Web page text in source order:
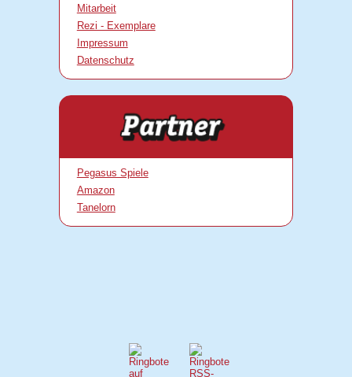
Mitarbeit
Rezi - Exemplare
Impressum
Datenschutz
Pegasus Spiele
Amazon
Tanelorn